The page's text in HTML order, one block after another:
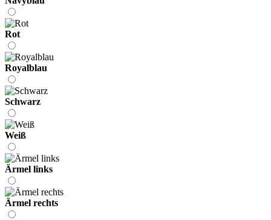
Rot
Royalblau
Schwarz
Weiß
Ärmel links
Ärmel rechts